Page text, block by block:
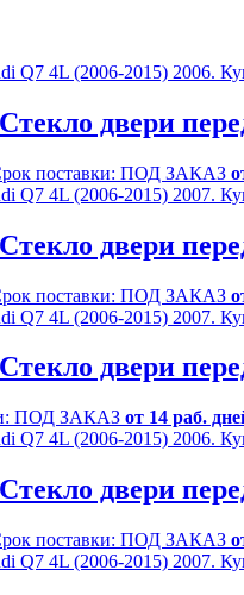
двери
поставки: ПОД ЗАКАЗ
двери
поставки: ПОД ЗАКАЗ
двери
ПОД ЗАКАЗ от 14 раб.
двери
поставки: ПОД ЗАКАЗ